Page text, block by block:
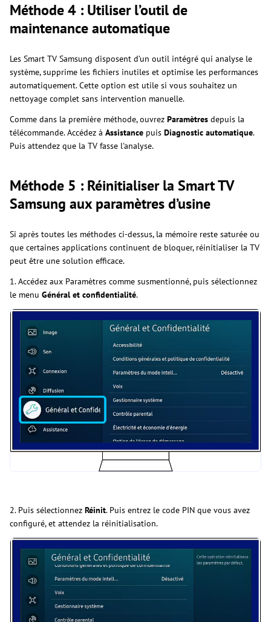
Méthode 4 : Utiliser l’outil de
maintenance automatique
Les Smart TV Samsung disposent d’un outil intégré qui analyse le
système, supprime les fichiers inutiles et optimise les performances
automatiquement. Cette option est utile si vous souhaitez un
nettoyage complet sans intervention manuelle.
Comme dans la première méthode, ouvrez Paramètres depuis la
télécommande. Accédez à Assistance puis Diagnostic automatique.
Puis attendez que la TV fasse l'analyse.
Méthode 5 : Réinitialiser la Smart TV
Samsung aux paramètres d’usine
Si après toutes les méthodes ci-dessus, la mémoire reste saturée ou
que certaines applications continuent de bloquer, réinitialiser la TV
peut être une solution efficace.
1. Accédez aux Paramètres comme susmentionné, puis sélectionnez
le menu Général et confidentialité.
2. Puis sélectionnez Réinit. Puis entrez le code PIN que vous avez
configuré, et attendez la réinitialisation.